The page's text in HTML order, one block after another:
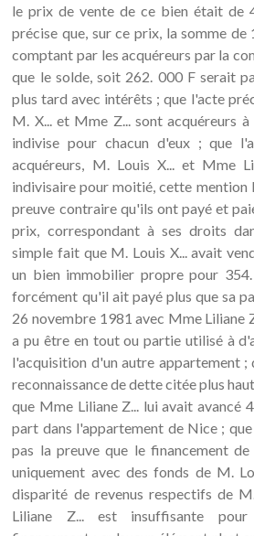
le prix de vente de ce bien était de
précise que, sur ce prix, la somme de
comptant par les acquéreurs par la
que le solde, soit 262. 000 F serait
plus tard avec intérêts ; que l'acte
M. X... et Mme Z... sont acquéreurs
indivise pour chacun d'eux ; que
acquéreurs, M. Louis X... et Mme
indivisaire pour moitié, cette mention
preuve contraire qu'ils ont payé et
prix, correspondant à ses droits
simple fait que M. Louis X... avait
un bien immobilier propre pour
forcément qu'il ait payé plus que sa
26 novembre 1981 avec Mme Liliane
a pu être en tout ou partie utilisé à
l'acquisition d'un autre appartement ;
reconnaissance de dette citée plus
que Mme Liliane Z... lui avait avancé
part dans l'appartement de Nice ;
pas la preuve que le financement
uniquement avec des fonds de M.
disparité de revenus respectifs de
Liliane Z... est insuffisante